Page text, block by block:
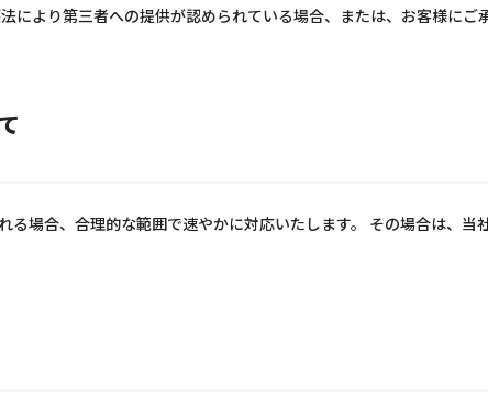
より第三者への提供が認められている場合、または、お客様にご
場合、合理的な範囲で速やかに対応いたします。 その場合は、当